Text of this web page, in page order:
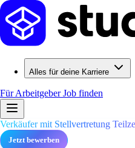
Alles für deine Karriere
Für ArbeitgeberJob finden
Verkäufer mit Stellvertretung
Jetzt bewerben